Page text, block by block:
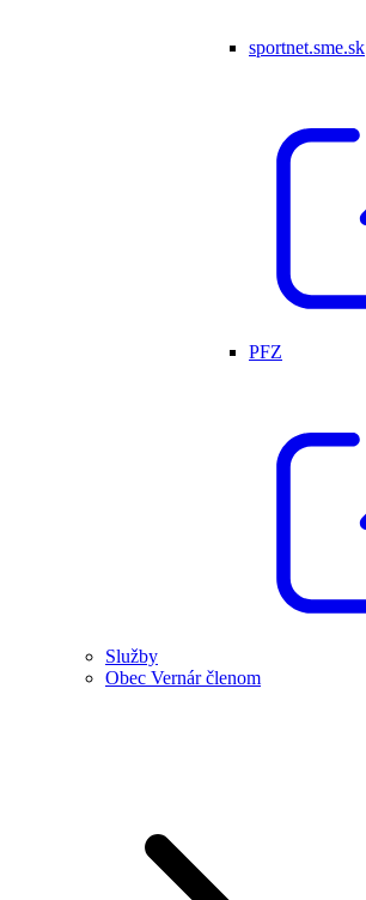
sportnet.sme.sk
PFZ
Služby
Obec Vernár členom